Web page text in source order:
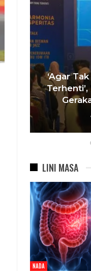
‘Agar
LINI MASA
NADA